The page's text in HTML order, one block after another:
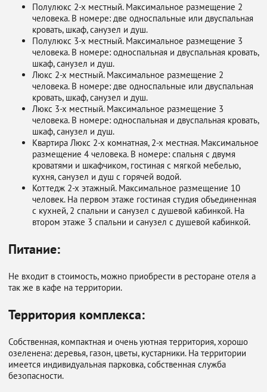
Полулюкс 2-х местный. Максимальное размещение 2
человека. В номере: две односпальные или двуспальная
кровать, шкаф, санузел и душ.
Полулюкс 3-х местный. Максимальное размещение 3
человека. В номере: односпальная и двуспальная кровать,
шкаф, санузел и душ.
Люкс 2-х местный. Максимальное размещение 2
человека. В номере: две односпальные или двуспальная
кровать, шкаф, санузел и душ.
Люкс 3-х местный. Максимальное размещение 3
человека. В номере: односпальная и двуспальная кровать,
шкаф, санузел и душ.
Квартира Люкс 2-х комнатная, 2-х местная. Максимальное
размещение 4 человека. В номере: спальня с двумя
кроватями и шкафчиком, гостиная с мягкой мебелью,
кухня, санузел и душ с горячей водой.
Коттедж 2-х этажный. Максимальное размещение 10
человек. На первом этаже гостиная студия объединенная
с кухней, 2 спальни и санузел с душевой кабинкой. На
втором этаже 3 спальни и санузел с душевой кабинкой.
Питание:
Не входит в стоимость, можно приобрести в ресторане отеля а
так же в кафе на территории.
Территория комплекса:
Собственная, компактная и очень уютная территория, хорошо
озеленена: деревья, газон, цветы, кустарники. На территории
имеется индивидуальная парковка, собственная служба
безопасности.